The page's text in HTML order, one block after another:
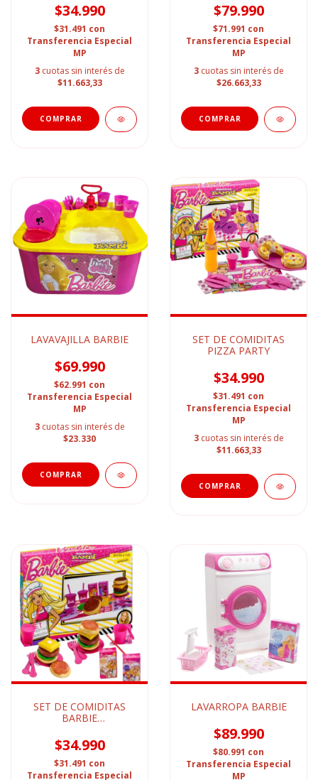
$34.990
$31.491 con
Transferencia Especial
MP
3 cuotas sin interés de
$11.663,33
$79.990
$71.991 con
Transferencia Especial
MP
3 cuotas sin interés de
$26.663,33
LAVAVAJILLA BARBIE
$69.990
$62.991 con
Transferencia Especial
MP
3 cuotas sin interés de
$23.330
SET DE COMIDITAS
PIZZA PARTY
$34.990
$31.491 con
Transferencia Especial
MP
3 cuotas sin interés de
$11.663,33
SET DE COMIDITAS
BARBIE
$34.990
$31.491 con
Transferencia Especial
LAVARROPA BARBIE
$89.990
$80.991 con
Transferencia Especial
MP